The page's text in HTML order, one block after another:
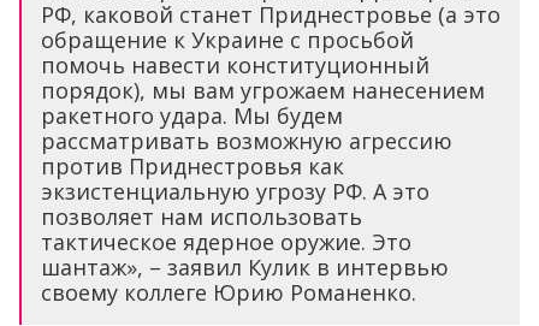
РФ, каковой станет Приднестровье (а это
обращение к Украине с просьбой
помочь навести конституционный
порядок), мы вам угрожаем нанесением
ракетного удара. Мы будем
рассматривать возможную агрессию
против Приднестровья как
экзистенциальную угрозу РФ. А это
позволяет нам использовать
тактическое ядерное оружие. Это
шантаж», – заявил Кулик в интервью
своему коллеге Юрию Романенко.